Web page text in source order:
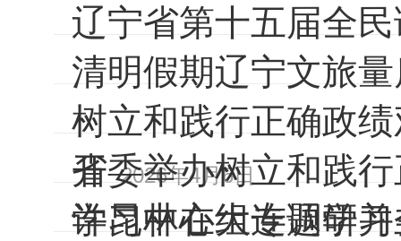
辽宁省第十五届全
清明假期辽宁文旅
树立和践行正确政
开 2026年4月6日
省委举办树立和践
学习中心组专题学
许昆林在大连调研